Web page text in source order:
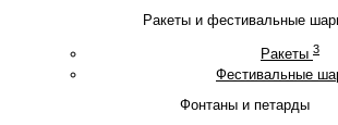
Ракеты и фестивальные
Ракеты 3
Фестивальные
Фонтаны и петарды